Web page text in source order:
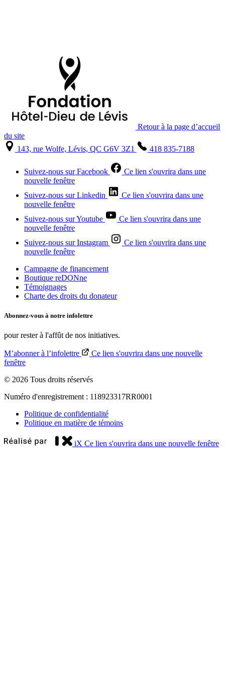
Retour à la page d’accueil
du site
143, rue Wolfe, Lévis, QC G6V 3Z1
418 835-7188
Suivez-nous sur Facebook
Ce lien s'ouvrira dans une
nouvelle fenêtre
Suivez-nous sur Linkedin
Ce lien s'ouvrira dans une
nouvelle fenêtre
Suivez-nous sur Youtube
Ce lien s'ouvrira dans une
nouvelle fenêtre
Suivez-nous sur Instagram
Ce lien s'ouvrira dans une
nouvelle fenêtre
Campagne de financement
Boutique reDONne
Témoignages
Charte des droits du donateur
Abonnez-vous à notre infolettre
pour rester à l'affût de nos initiatives.
M’abonner à l’infolettre
Ce lien s'ouvrira dans une nouvelle
fenêtre
© 2026 Tous droits réservés
Numéro d'enregistrement : 118923317RR0001
Politique de confidentialité
Politique en matière de témoins
iX Ce lien s'ouvrira dans une nouvelle fenêtre